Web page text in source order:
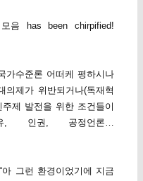
음 has been chirpified!
가수준론 어떠케 평하시나
제가 위반되거나(독재혁
제 발전을 위한 조건들이
, 인권, 공정언론…
그런 환경이었기에 지금